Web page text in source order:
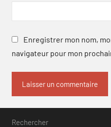
Enregistrer mon nom,
navigateur pour mon
Rechercher